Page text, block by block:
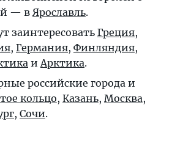
— в Ярославль.
заинтересовать Греция,
, Германия, Финляндия,
иАрктика.
российские города и
кольцо, Казань, Москва,
, Сочи.